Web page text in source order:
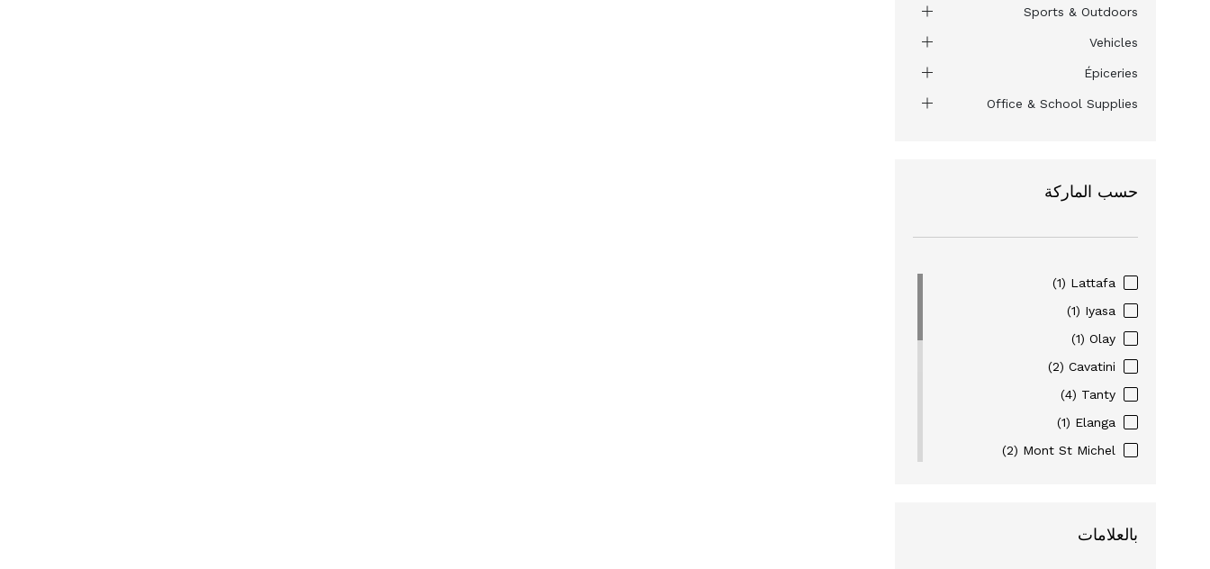
Sports & Outdoors
Vehicles
Épiceries
Office & School Supplies
حسب الماركة
Lattafa
(1)
Iyasa
(1)
Olay
(1)
Cavatini
(2)
Tanty
(4)
Elanga
(1)
Mont St Michel
(2)
Nohi
(16)
بالعلامات